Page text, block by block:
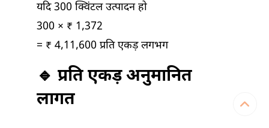
यदि 300 क्विंटल उत्पादन हो
300 × ₹ 1,372
= ₹ 4,11,600 प्रति एकड़ लगभग
🔹 प्रति एकड़ अनुमानित
लागत